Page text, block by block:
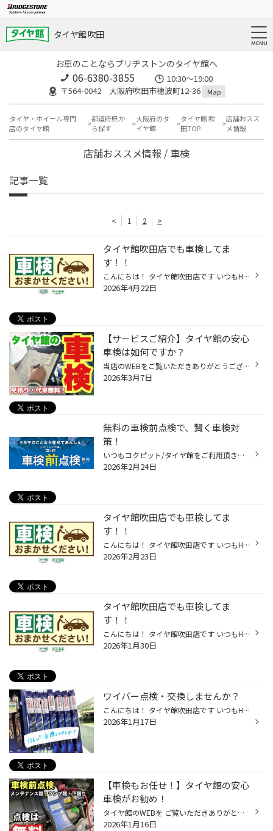
タイヤ館 吹田
お車のことならブリヂストンのタイヤ館へ
06-6380-3855
10:30～19:00
〒564-0042 大阪府吹田市穂波町12-36
Map
タイヤ・ホイール専門
店のタイヤ館
都道府県か
ら探す
大阪府のタ
イヤ館
タイヤ館 吹
田TOP
店舗おスス
メ情報
店舗おススメ情報 / 車検
記事一覧
< 1 2 >
タイヤ館吹田店でも車検してま
す！！
こんにちは！ タイヤ館吹田店です いつもHPをご覧頂きありがとうございますᕱ⑅ᕱﾞ ꕤ••┈┈車検のご案内┈┈••ꕤ 吹田店でも車検やっております！ お見積りは無料！！ ぜひ他店と比べてみてください☆ フロントガラスの上部又は右上に貼ってある 車検ステッカーをご確認下さい。 5月、6月のお客様は車検の満...
2026年4月22日
【サービスご紹介】タイヤ館の安心
車検は如何ですか？
当店のWEBをご覧いただきありがとうございます！ 本日はタイヤ専門店であるタイヤ館がお届けする ＼どなた様も無料／｢車検お見積もり｣をご紹介いたします！ ｢タイヤ館｣という名前から、 タイヤ以外のサービスを行っていないように思われがちですが、 オイル交換をはじめとするメンテナンスから、 カ...
2026年3月7日
無料の車検前点検で、賢く車検対
策！
いつもコクピット/タイヤ館をご利用頂きありがとうございます。 今回は、コクピット/タイヤ館がオススメする「車検前点検」についてご紹介いたします。 【車検前点検は、出費を集中させない、かしこい車検対策です】 ・車検って何？よく分からなくて不安・・・。 ・できれば車検の出費を抑えたい・...
2026年2月24日
タイヤ館吹田店でも車検してま
す！！
こんにちは！ タイヤ館吹田店です いつもHPをご覧頂きありがとうございますᕱ⑅ᕱﾞ ꕤ••┈┈車検のご案内┈┈••ꕤ 吹田店でも車検やっております！ お見積もりは無料！！ ぜひ他店と比べてみてください☆ フロントガラスの上部又は右上に貼ってある 車検ステッカーをご確認ください。 3月、4月のお客様は車検...
2026年2月23日
タイヤ館吹田店でも車検してま
す！！
こんにちは！ タイヤ館吹田店です いつもHPをご覧頂きありがとうございますᕱ⑅ᕱﾞ ꕤ••┈┈車検のご案内┈┈••ꕤ 吹田店でも車検やっております！ お見積もりは無料！！ ぜひ他店と比べてみてください☆ フロントガラスの上部又は右上に貼ってある 車検ステッカーをご確認ください。 2月、3月のお客様は車検...
2026年1月30日
ワイパー点検・交換しませんか？
こんにちは！ タイヤ館吹田店です いつもHPをご覧頂きありがとうございますᕱ⑅ᕱﾞ ꕤ••┈┈ワイパーの点検・交換のご案内┈┈••ꕤ ワイパーの点検していますか？ ワイパーが切れて使えないとか、 撥水性が悪い… 突然そうならないためにも 当店では無料の点検もしております(◍ ´꒳` ◍) 交換目安は半年～1年に...
2026年1月17日
【車検もお任せ！】タイヤ館の安心
車検がお勧め！
タイヤ館のWEBを ご覧いただきありがとうございます ♬ タイヤ館といえばタイヤの専門店なのですが、 なんと車検もできるんです！ 車検はおクルマの2年に1回の健康診断です！ 車検整備は当店の提携認証工場で行うのでご安心を！ タイヤ館はタイヤしかお取り扱いがないと思われている お客様が意外と...
2026年1月16日